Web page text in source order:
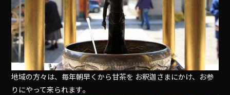
地域の方々は、毎年朝早くから甘茶を お釈迦さまにかけ、お参
りにやって来られます｡